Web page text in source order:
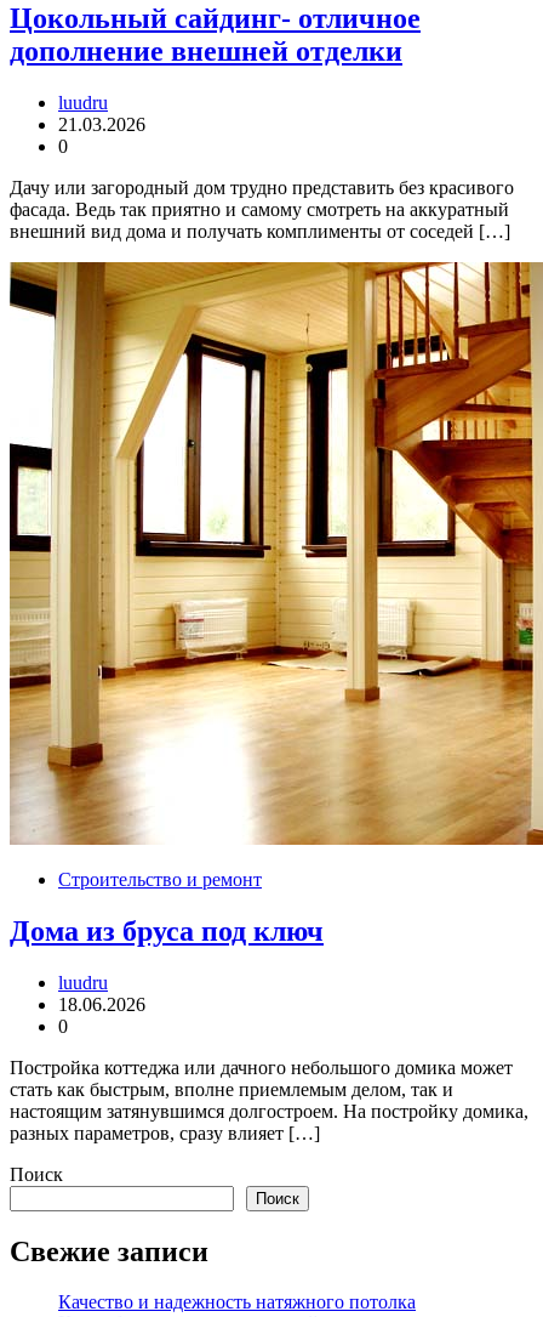
Цокольный сайдинг- отличное
дополнение внешней отделки
luudru
21.03.2026
0
Дачу или загородный дом трудно представить без красивого
фасада. Ведь так приятно и самому смотреть на аккуратный
внешний вид дома и получать комплименты от соседей […]
Строительство и ремонт
Дома из бруса под ключ
luudru
18.06.2026
0
Постройка коттеджа или дачного небольшого домика может
стать как быстрым, вполне приемлемым делом, так и
настоящим затянувшимся долгостроем. На постройку домика,
разных параметров, сразу влияет […]
Поиск
Поиск
Свежие записи
Качество и надежность натяжного потолка